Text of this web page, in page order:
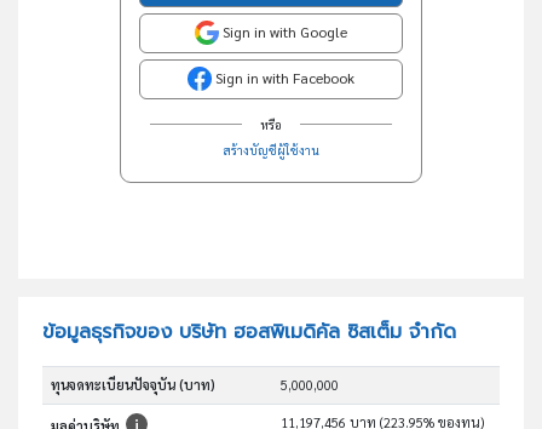
Sign in with Google
Sign in with Facebook
หรือ
สร้างบัญชีผู้ใช้งาน
ข้อมูลธุรกิจของ บริษัท ฮอสพิเมดิคัล ซิสเต็ม จำกัด
ทุนจดทะเบียนปัจจุบัน (บาท) 5,000,000
11,197,456 บาท (223.95% ของทุน)